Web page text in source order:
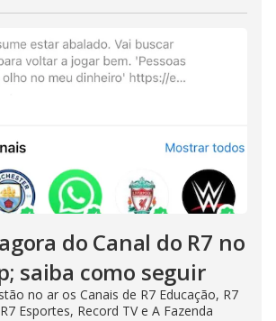
do Canal do R7 no
saiba como seguir
no ar os Canais de R7 Educação, R7
Esportes, Record TV e A Fazenda